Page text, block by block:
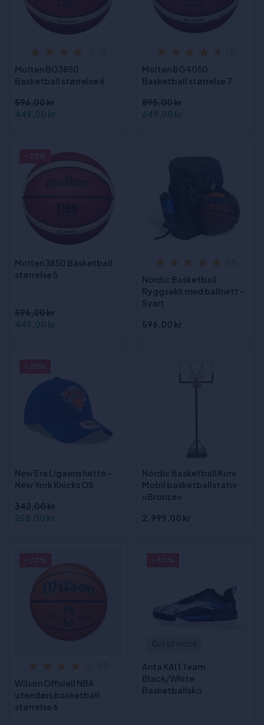
Molten BG3850
Basketball størrelse 6
596,00 kr
449,00 kr
Molten BG4050
Basketball størrelse 7
895,00 kr
649,00 kr
Molten 3850 Basketball
størrelse 5
596,00 kr
449,00 kr
Nordic Basketball
Ryggsekk med ballnett -
Svart
596,00 kr
New Era Ligaens hette -
New York Knicks OS
342,00 kr
258,00 kr
Nordic Basketball Kurv
Mobil basketballstativ
«Bronze»
2.999,00 kr
Wilson Offisiell NBA
utendørs basketball
størrelse 6
Anta KAI 1 Team
Black/White
Basketballsko